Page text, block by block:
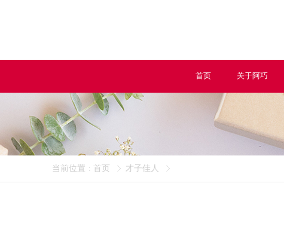
首页 关于阿巧
当前位置 : 首页 才子佳人